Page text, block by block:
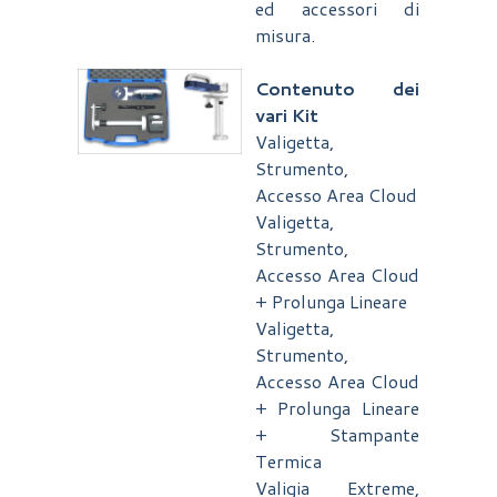
ed accessori di
misura.
Contenuto dei
vari Kit
Valigetta,
Strumento,
Accesso Area Cloud
Valigetta,
Strumento,
Accesso Area Cloud
+ Prolunga Lineare
Valigetta,
Strumento,
Accesso Area Cloud
+ Prolunga Lineare
+ Stampante
Termica
Valigia Extreme,